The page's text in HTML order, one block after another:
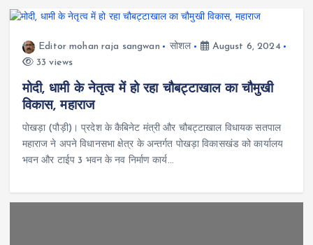
Editor mohan raja sangwan सोशल
August 6, 2024
33 views
मोदी, धामी के नेतृत्व में हो रहा चौबट्टाखाल का चौमुखी
विकास, महाराज
पोखड़ा (पौड़ी)। प्रदेश के कैबिनेट मंत्री और चौबट्टाखाल विधायक सतपाल
महाराज ने अपने विधानसभा क्षेत्र के अन्तर्गत पोखड़ा विकासखंड को कार्यालय
भवन और टाईप 3 भवन के नव निर्माण कार्य…